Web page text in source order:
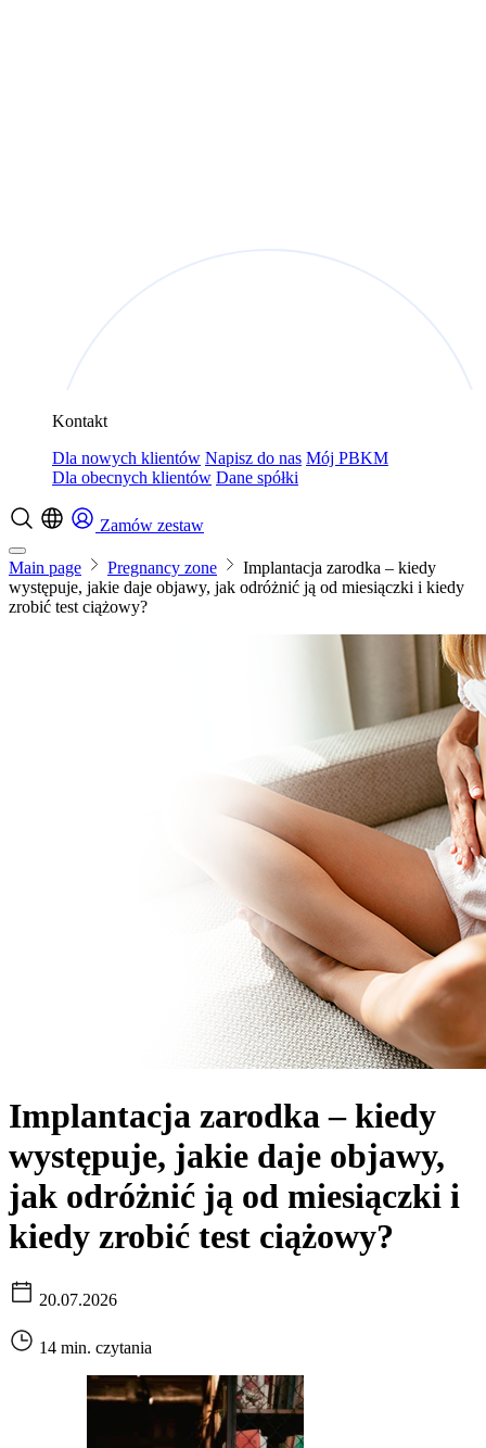
Kontakt
Dla nowych klientów Napisz do nas Mój PBKM
Dla obecnych klientów Dane spółki
Zamów zestaw
Main page Pregnancy zone
Implantacja zarodka – kiedy
występuje, jakie daje objawy, jak odróżnić ją od miesiączki i kiedy
zrobić test ciążowy?
Implantacja zarodka – kiedy
występuje, jakie daje objawy,
jak odróżnić ją od miesiączki i
kiedy zrobić test ciążowy?
20.07.2026
14 min. czytania